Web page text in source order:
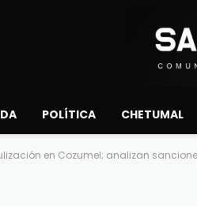
POLÍTICA CHETUMAL
en Cozumel; analizan